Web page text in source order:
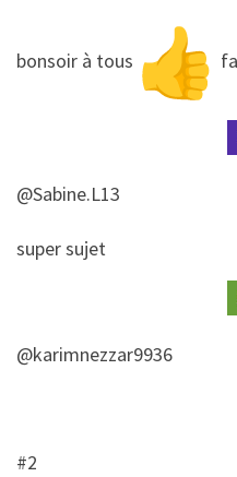
​​bonsoir à tous
@Sabine.L13
​​super sujet
@karimnezzar9936
#2